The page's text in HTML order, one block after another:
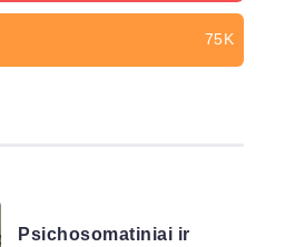
75K
Psichosomatiniai ir